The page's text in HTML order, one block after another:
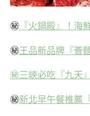
㊙ 『火鍋殿』！海
㊙王品新品牌『薈
㊙三峽必吃『九天
㊙新北早午餐推薦